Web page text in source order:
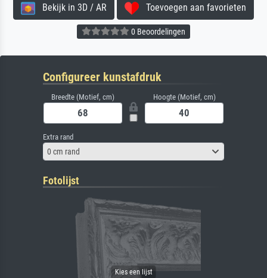
Bekijk in 3D / AR Toevoegen aan favorieten
0 Beoordelingen
Configureer kunstafdruk
Breedte (Motief, cm) Hoogte (Motief, cm)
Extra rand
0 cm rand
Fotolijst